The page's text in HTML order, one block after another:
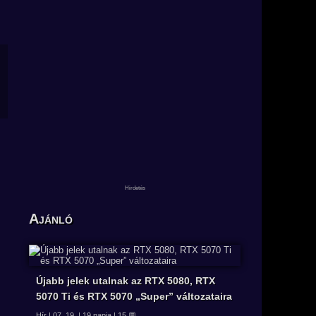
Ajánló
Újabb jelek utalnak az RTX 5080, RTX
5070 Ti és RTX 5070 „Super” változataira